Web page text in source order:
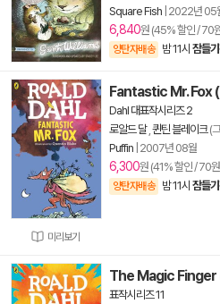
Square Fish 2022년 05
6,840원 (45% 할인 / 70
양탄자배송 밤 11시 잠들
미리보기
Fantastic Mr. Fox
Dahl 대표작시리즈 2
로알드 달, 퀸틴 블레이크(
Puffin 2007년 08월
6,300원 (41% 할인 / 70
양탄자배송 밤 11시 잠들
The Magic
표작시리즈 11